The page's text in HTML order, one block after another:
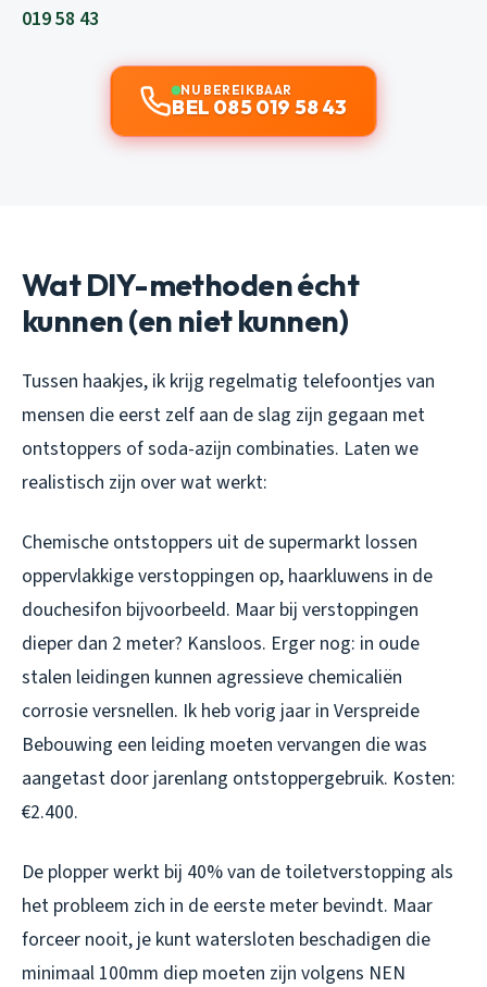
019 58 43
NU BEREIKBAAR
BEL 085 019 58 43
Wat DIY-methoden écht
kunnen (en niet kunnen)
Tussen haakjes, ik krijg regelmatig telefoontjes van
mensen die eerst zelf aan de slag zijn gegaan met
ontstoppers of soda-azijn combinaties. Laten we
realistisch zijn over wat werkt:
Chemische ontstoppers uit de supermarkt lossen
oppervlakkige verstoppingen op, haarkluwens in de
douchesifon bijvoorbeeld. Maar bij verstoppingen
dieper dan 2 meter? Kansloos. Erger nog: in oude
stalen leidingen kunnen agressieve chemicaliën
corrosie versnellen. Ik heb vorig jaar in Verspreide
Bebouwing een leiding moeten vervangen die was
aangetast door jarenlang ontstoppergebruik. Kosten:
€2.400.
De plopper werkt bij 40% van de toiletverstopping als
het probleem zich in de eerste meter bevindt. Maar
forceer nooit, je kunt watersloten beschadigen die
minimaal 100mm diep moeten zijn volgens NEN